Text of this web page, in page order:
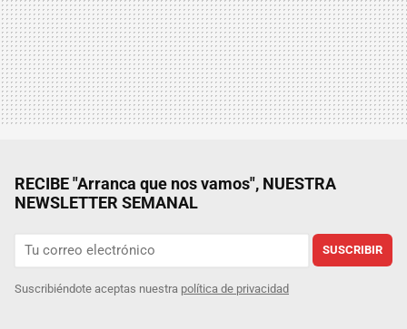
RECIBE "Arranca que nos vamos", NUESTRA
NEWSLETTER SEMANAL
SUSCRIBIR
Suscribiéndote aceptas nuestra política de privacidad